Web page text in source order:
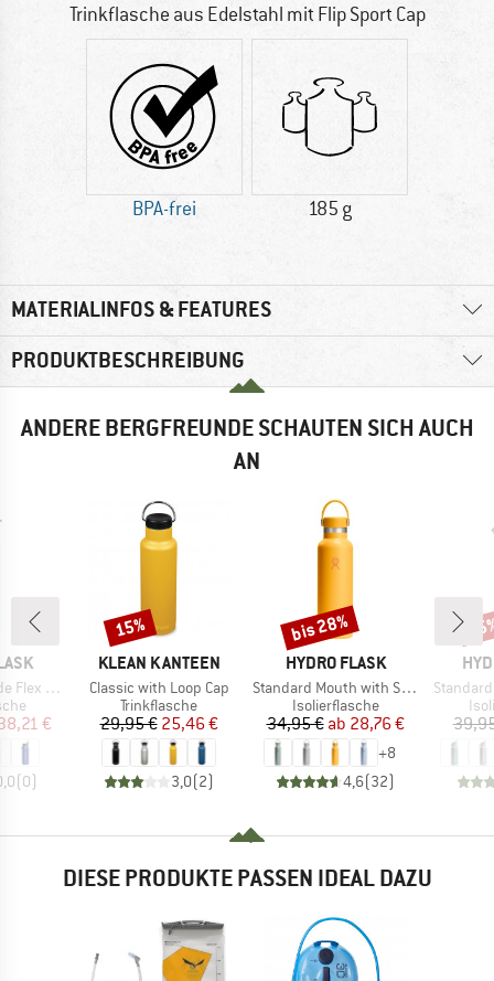
Trinkflasche aus Edelstahl mit Flip Sport Cap
BPA-frei 185 g
MATERIALINFOS & FEATURES
PRODUKTBESCHREIBUNG
ANDERE BERGFREUNDE SCHAUTEN SICH AUCH
AN
Cap
Preis
€
(0)
MARKE
KLEAN KANTEEN
Artikel
Classic with Loop Cap
Produktgruppe
Trinkflasche
Preis
29,95 €reduzierter Preis
25,46 €
3,0(2)
Rabatt
15%
MARKE
HYDRO FLASK
Artikel
Standard Mouth with Standard Flex Cap
Produktgruppe
Isolierflasche
Preis
34,95 € reduzierter Preis
ab 28,76 €
+8
4,6(32)
Rabatt
bis 28%
Artikel
DIESE PRODUKTE PASSEN IDEAL DAZU